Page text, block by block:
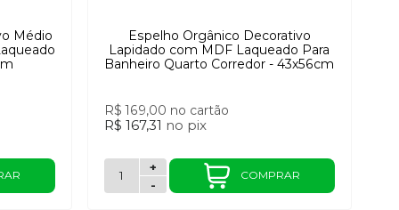
Médio
Espelho Orgânico Decorativo
Lapidado com MDF Laqueado Para
Banheiro Quarto Corredor - 43x56cm
R$ 169,00 no cartão
R$ 167,31 no pix
-
+
COMPRAR